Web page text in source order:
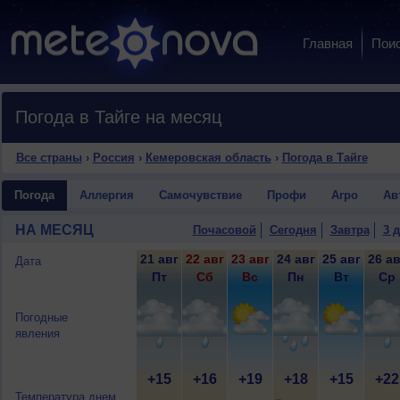
Главная
Погода в Тайге на месяц
Все страны › Россия › Кемеровская область › Погода в Тайге
Погода Аллергия Самочувствие Профи Агро
НА МЕСЯЦ Почасовой Сегодня Завтра 3
Дата
Погодные
явления
Температура днем
21 авг
Пт
+15
22 авг
Сб
+16
23 авг
Вс
+19
24 авг
Пн
+18
25 авг
Вт
+15
26
Ср
+22